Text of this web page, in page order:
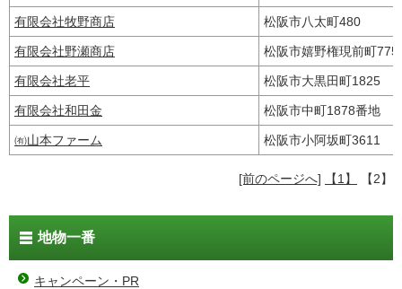
有限会社牧野商店 松阪市八太町480
有限会社野瀬商店 松阪市嬉野権現前町
有限会社老平 松阪市大黒田町1825
有限会社和田金 松阪市中町1878番地
㈲山本ファーム 松阪市小阿坂町3611
[前のページへ] 【1】 【2】
地物一番
キャンペーン・PR